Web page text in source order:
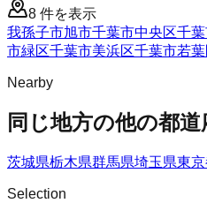
8 件を表示
我孫子市旭市千葉市中央区千
市緑区千葉市美浜区千葉市若葉
Nearby
同じ地方の他の都道
茨城県栃木県群馬県埼玉県東
Selection